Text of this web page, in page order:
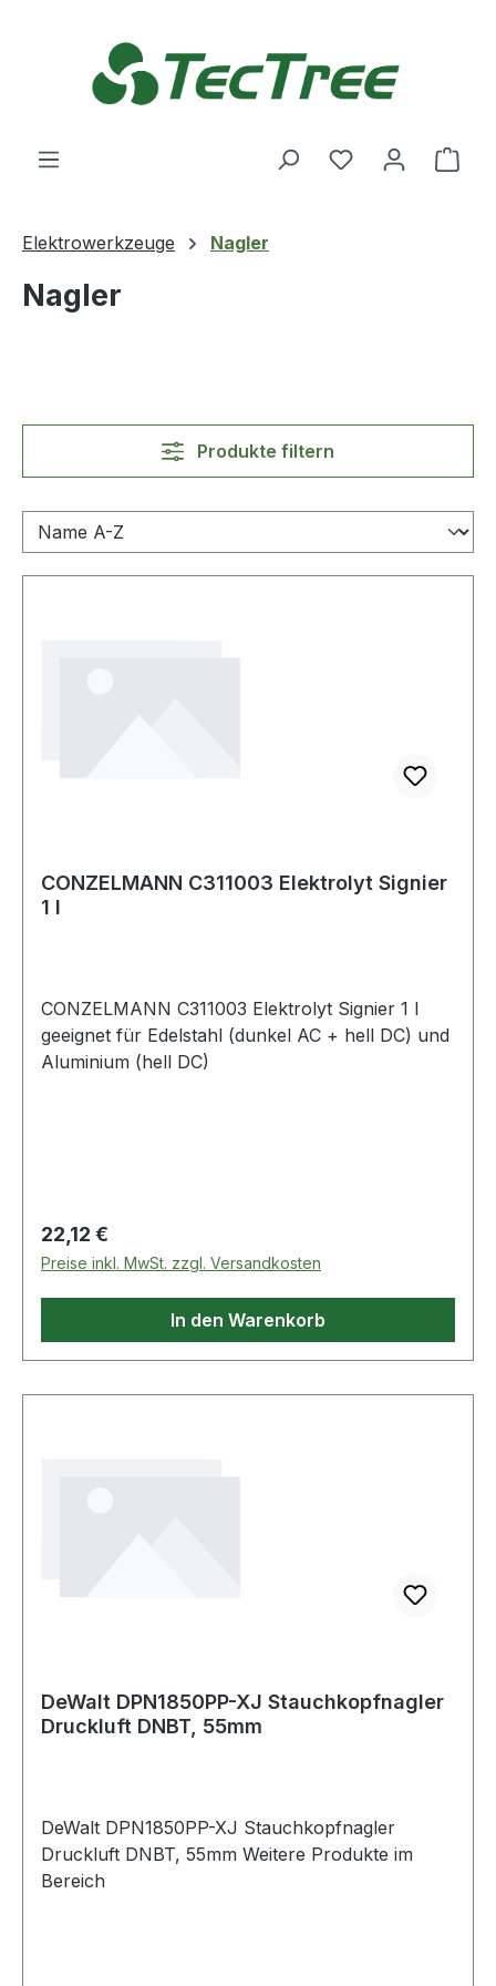
Du hast 0
Elektrowerkzeuge Nagler
Nagler
Produkte filtern
CONZELMANN C311003 Elektrolyt Signier
1 l
CONZELMANN C311003 Elektrolyt Signier 1 l
geeignet für Edelstahl (dunkel AC + hell DC) und
Aluminium (hell DC)
Regulärer Preis:
22,12 €
Preise inkl. MwSt. zzgl. Versandkosten
In den Warenkorb
DeWalt DPN1850PP-XJ Stauchkopfnagler
Druckluft DNBT, 55mm
DeWalt DPN1850PP-XJ Stauchkopfnagler
Druckluft DNBT, 55mm Weitere Produkte im
Bereich